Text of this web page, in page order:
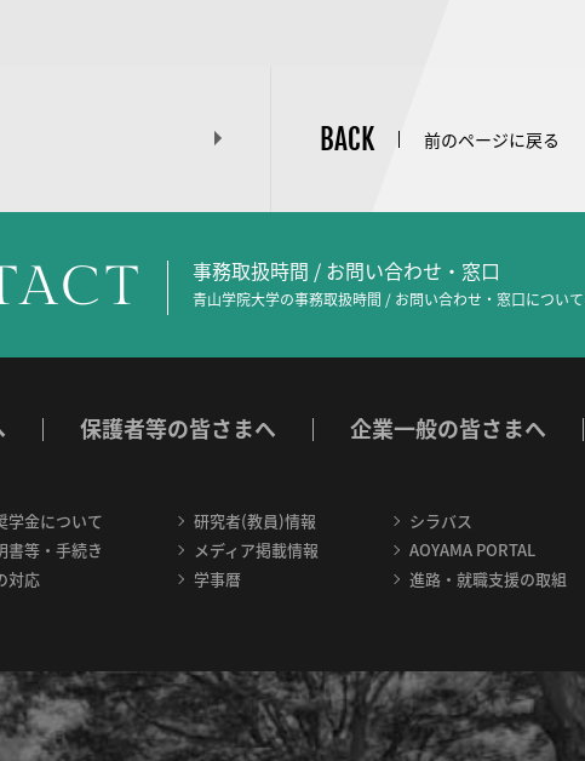
BACK 前のページに戻る
事務取扱時間 / お問い合わせ・窓口
青山学院大学の事務取扱時間 / お問い合わせ・窓口について
保護者等の皆さまへ 企業一般の皆さまへ
学金について
書等・手続き
対応
研究者(教員)情報
メディア掲載情報
学事暦
シラバス
AOYAMA PORTAL
進路・就職支援の取組